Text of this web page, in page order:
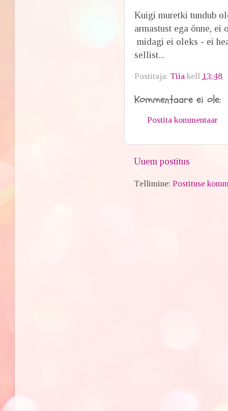
Kuigi muretki tundub
armastust ega õnne,
midagi ei oleks - ei
sellist...
Postitaja: Tiia kell 13:48
Kommentaare ei ole:
Postita kommentaar
Uuem postitus
Tellimine:Postituse